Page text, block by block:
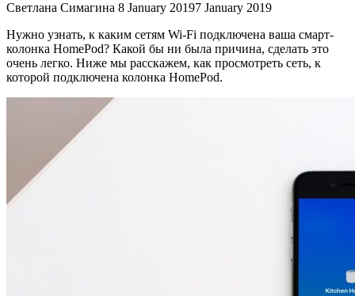
Светлана Симагина 8 January 20197 January 2019
Нужно узнать, к каким сетям Wi-Fi подключена ваша смарт-
колонка HomePod? Какой бы ни была причина, сделать это
очень легко. Ниже мы расскажем, как просмотреть сеть, к
которой подключена колонка HomePod.